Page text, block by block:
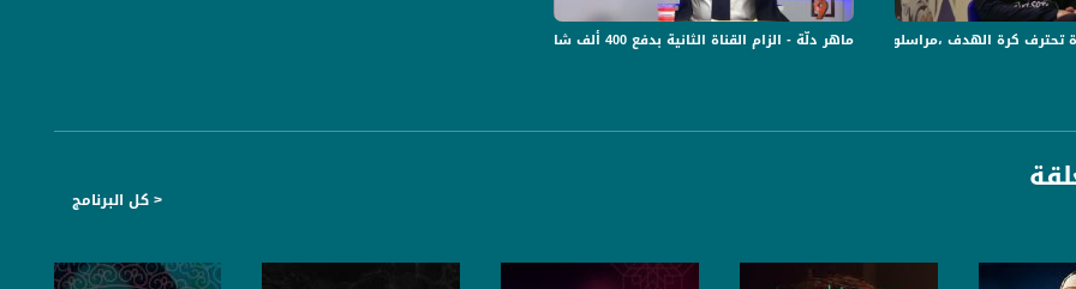
ماهر دلّة - الزام القناة الثانية بدفع 400 ألف شاقل لمعلمات "الواصفية" في الناصرة -29-4-#التاسعة ،مراسلون،3.2.2019- قناة مساواة الفضائية
< كل البرنامج